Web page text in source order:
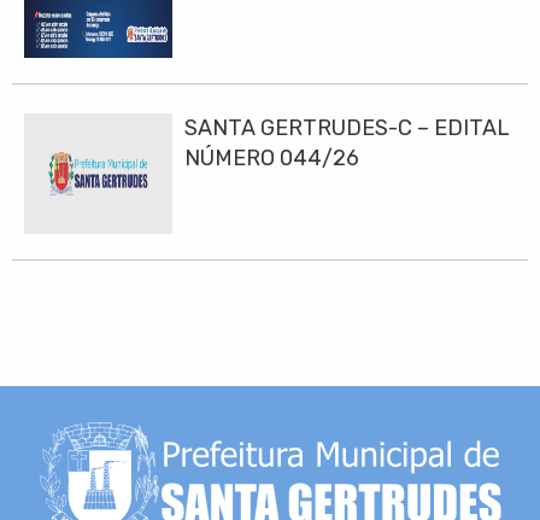
SANTA GERTRUDES-C – EDITAL
NÚMERO 044/26